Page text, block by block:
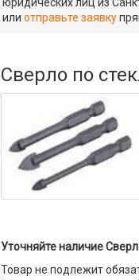
илиотправьте заявку
Сверло по
Уточняйте наличие
Товар не подлежит